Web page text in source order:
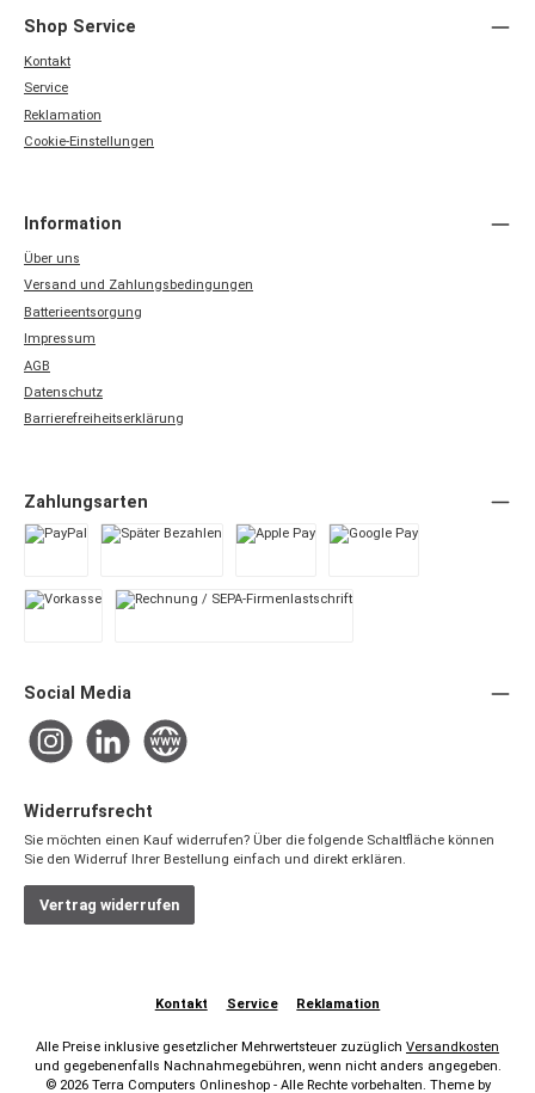
Shop Service
Kontakt
Service
Reklamation
Cookie-Einstellungen
Information
Über uns
Versand und Zahlungsbedingungen
Batterieentsorgung
Impressum
AGB
Datenschutz
Barrierefreiheitserklärung
Zahlungsarten
Social Media
InstagramLinkedIn Website
Widerrufsrecht
Sie möchten einen Kauf widerrufen? Über die folgende Schaltfläche können
Sie den Widerruf Ihrer Bestellung einfach und direkt erklären.
Vertrag widerrufen
Kontakt Service Reklamation
Alle Preise inklusive gesetzlicher Mehrwertsteuer zuzüglich Versandkosten
und gegebenenfalls Nachnahmegebühren, wenn nicht anders angegeben.
© 2026 Terra Computers Onlineshop - Alle Rechte vorbehalten. Theme by